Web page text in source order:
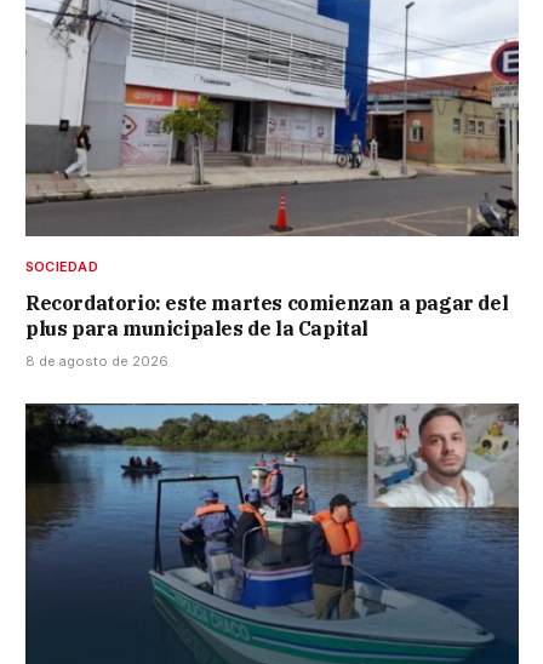
SOCIEDAD
Recordatorio: este martes comienzan a pagar del
plus para municipales de la Capital
8 de agosto de 2026